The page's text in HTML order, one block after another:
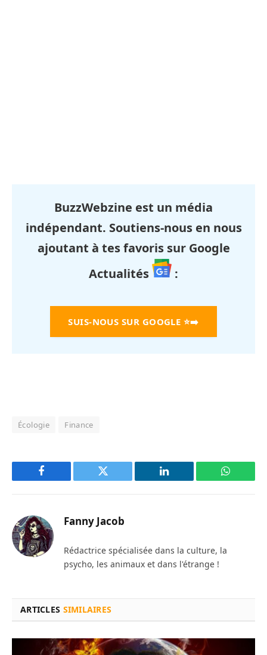
BuzzWebzine est un média
indépendant. Soutiens-nous en nous
ajoutant à tes favoris sur Google
Actualités
:
SUIS-NOUS SUR GOOGLE ⭐➡️
Écologie Finance
Facebook Twitter LinkedIn
Fanny Jacob
Rédactrice spécialisée dans la culture, la
psycho, les animaux et dans l'étrange !
ARTICLES SIMILAIRES